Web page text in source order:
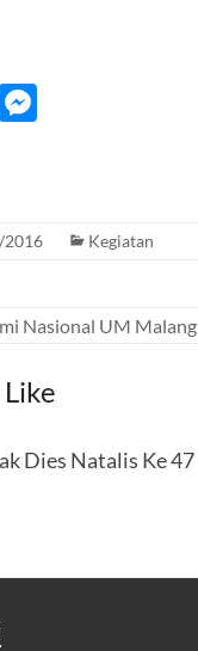
T
g
Kegiatan
Nasional UM Malang
Dies Natalis Ke 47